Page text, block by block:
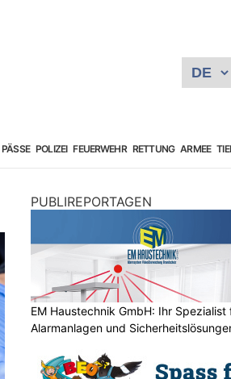
PÄSSE POLIZEI FEUERWEHR RETTUNG ARMEE
PUBLIREPORTAGEN
EM Haustechnik GmbH: Ihr Spezialist
Alarmanlagen und